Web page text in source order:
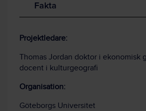
Fakta
Projektledare:
Thomas Jordan doktor i ekonomisk
docent i kulturgeografi
Organisation:
Göteborgs Universitet